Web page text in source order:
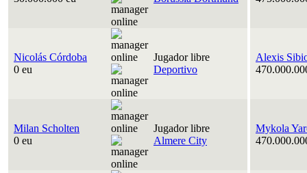
Nicolás Córdoba
0 eu
Jugador libre
Deportivo
Alexis
Milan Scholten
0 eu
Jugador libre
Almere City
Mykola